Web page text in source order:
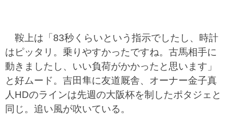
鞍上は「83秒くらいという指示でしたし、時計
はピッタリ。乗りやすかったですね。古馬相手に
動きましたし、いい負荷がかかったと思います」
と好ムード。吉田隼に友道厩舎、オーナー金子真
人HDのラインは先週の大阪杯を制したポタジェと
同じ。追い風が吹いている。